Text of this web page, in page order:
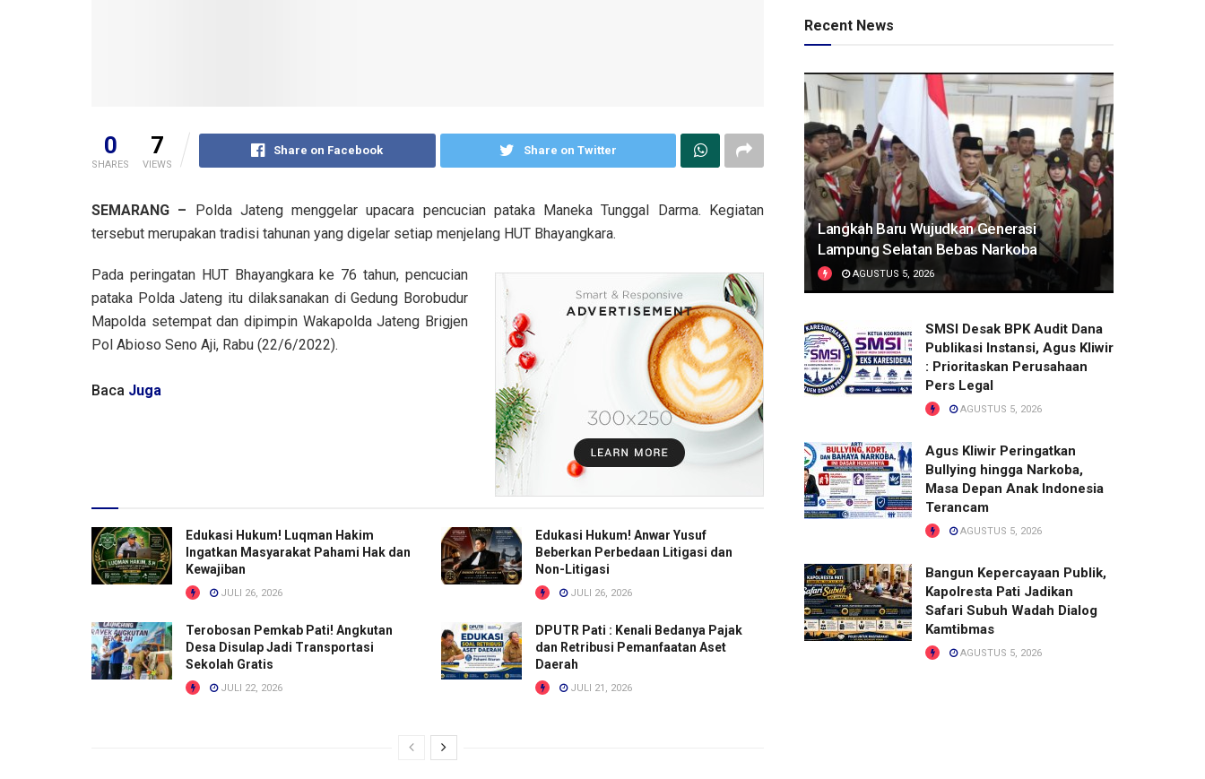
0
SHARES
7
VIEWS
Share on Facebook Share on Twitter
SEMARANG – Polda Jateng menggelar upacara pencucian pataka Maneka Tunggal Darma. Kegiatan
tersebut merupakan tradisi tahunan yang digelar setiap menjelang HUT Bhayangkara.
Pada peringatan HUT Bhayangkara ke 76 tahun, pencucian
pataka Polda Jateng itu dilaksanakan di Gedung Borobudur
Mapolda setempat dan dipimpin Wakapolda Jateng Brigjen
Pol Abioso Seno Aji, Rabu (22/6/2022).
Baca Juga
Edukasi Hukum! Luqman Hakim
Ingatkan Masyarakat Pahami Hak dan
Kewajiban
JULI 26, 2026
Edukasi Hukum! Anwar Yusuf
Beberkan Perbedaan Litigasi dan
Non-Litigasi
JULI 26, 2026
Terobosan Pemkab Pati! Angkutan
Desa Disulap Jadi Transportasi
Sekolah Gratis
JULI 22, 2026
DPUTR Pati : Kenali Bedanya Pajak
dan Retribusi Pemanfaatan Aset
Daerah
JULI 21, 2026
Recent News
Langkah Baru Wujudkan Generasi
Lampung Selatan Bebas Narkoba
AGUSTUS 5, 2026
SMSI Desak BPK Audit Dana
Publikasi Instansi, Agus Kliwir
: Prioritaskan Perusahaan
Pers Legal
AGUSTUS 5, 2026
Agus Kliwir Peringatkan
Bullying hingga Narkoba,
Masa Depan Anak Indonesia
Terancam
AGUSTUS 5, 2026
Bangun Kepercayaan Publik,
Kapolresta Pati Jadikan
Safari Subuh Wadah Dialog
Kamtibmas
AGUSTUS 5, 2026